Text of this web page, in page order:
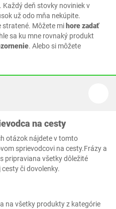
Každý deň stovky noviniek v
už odo mňa nekúpite.
stratené. Môžete mihore zadať
sa ku mne rovnaký produkt
. Alebo si môžete
na cesty
otázok nájdete v tomto
sprievodcovi na cesty.Frázy a
pripraviana všetky dôležité
či dovolenky.
na všetky produkty z kategórie